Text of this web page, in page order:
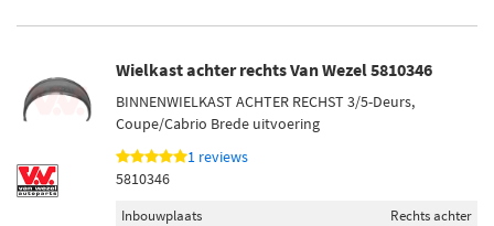
Wielkast achter rechts Van Wezel 5810346
BINNENWIELKAST ACHTER RECHST 3/5-Deurs,
Coupe/Cabrio Brede uitvoering
1 reviews
5810346
Inbouwplaats
Rechts achter